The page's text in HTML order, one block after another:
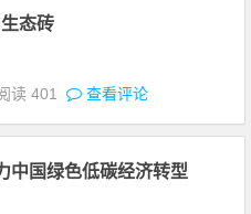
态砖
读401 查看评论
中国绿色低碳经济转型